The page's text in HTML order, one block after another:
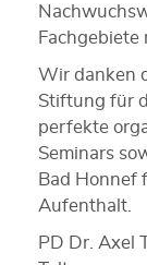
Fachgebiete
Wir danken
Stiftung für
perfekte
Seminars
Bad Honnef
Aufenthalt.
PD Dr. Axel